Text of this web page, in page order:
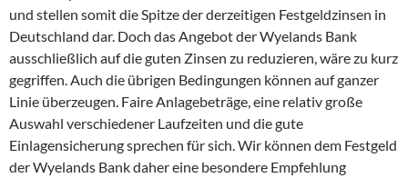
und stellen somit die Spitze der derzeitigen Festgeldzinsen in
Deutschland dar. Doch das Angebot der Wyelands Bank
ausschließlich auf die guten Zinsen zu reduzieren, wäre zu kurz
gegriffen. Auch die übrigen Bedingungen können auf ganzer
Linie überzeugen. Faire Anlagebeträge, eine relativ große
Auswahl verschiedener Laufzeiten und die gute
Einlagensicherung sprechen für sich. Wir können dem Festgeld
der Wyelands Bank daher eine besondere Empfehlung